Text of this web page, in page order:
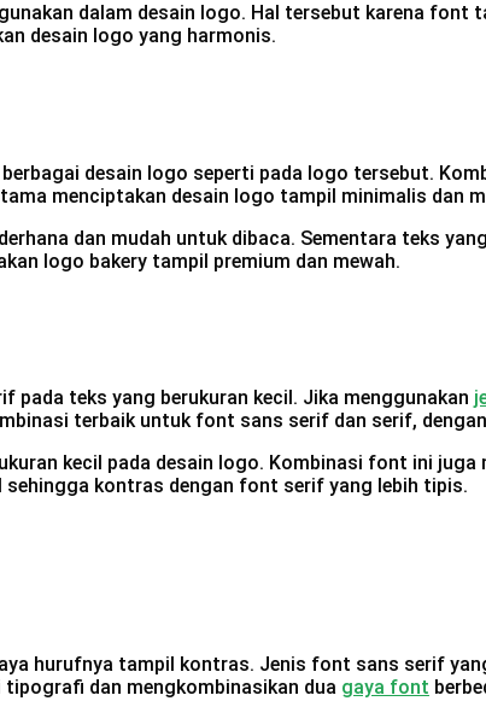
dalam desain logo. Hal tersebut karena font
desain logo yang harmonis.
desain logo seperti pada logo tersebut.
menciptakan desain logo tampil minimalis dan
dan mudah untuk dibaca. Sementara teks
logo bakery tampil premium dan mewah.
teks yang berukuran kecil. Jika menggunakan
terbaik untuk font sans serif dan serif,
kecil pada desain logo. Kombinasi font ini
sehingga kontras dengan font serif yang lebih tipis.
hurufnya tampil kontras. Jenis font sans serif
dan mengkombinasikan dua gaya font